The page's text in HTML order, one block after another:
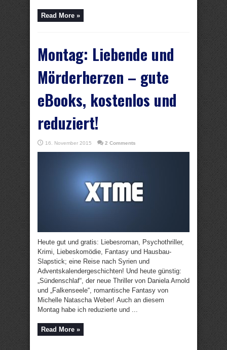
Read More »
Montag: Liebende und
Mörderherzen – gute
eBooks, kostenlos und
reduziert!
16. November 2015 2 Comments
Heute gut und gratis: Liebesroman, Psychothriller,
Krimi, Liebeskomödie, Fantasy und Hausbau-
Slapstick; eine Reise nach Syrien und
Adventskalendergeschichten! Und heute günstig:
„Sündenschlaf“, der neue Thriller von Daniela Arnold
und „Falkenseele“, romantische Fantasy von
Michelle Natascha Weber! Auch an diesem
Montag habe ich reduzierte und ...
Read More »